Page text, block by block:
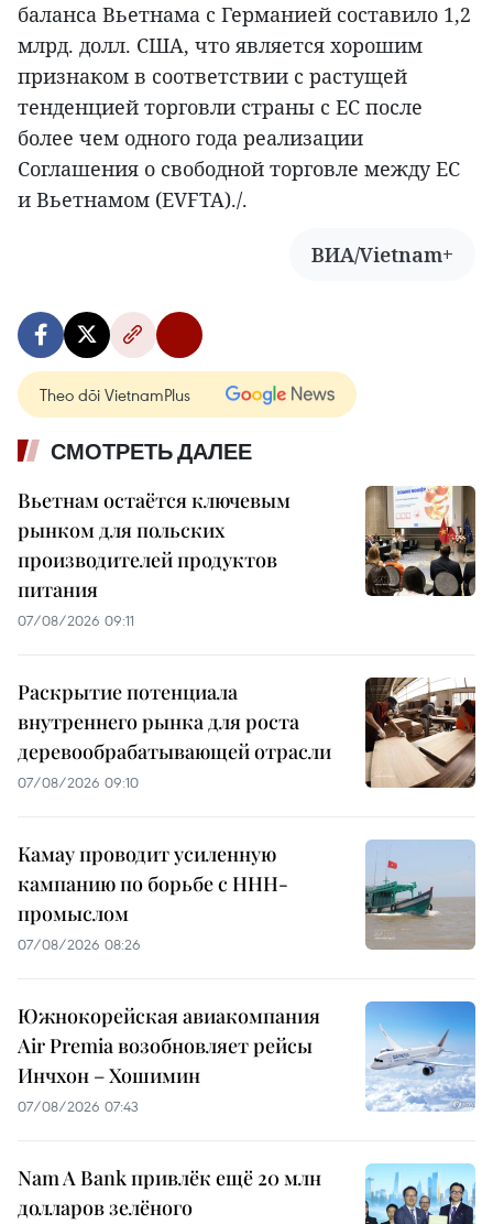
баланса Вьетнама с Германией составило 1,2
млрд. долл. США, что является хорошим
признаком в соответствии с растущей
тенденцией торговли страны с ЕС после
более чем одного года реализации
Соглашения о свободной торговле между ЕС
и Вьетнамом (EVFTA)./.
ВИА/Vietnam+
Theo dõi VietnamPlus
СМОТРЕТЬ ДАЛЕЕ
Вьетнам остаётся ключевым
рынком для польских
производителей продуктов
питания
07/08/2026 09:11
Раскрытие потенциала
внутреннего рынка для роста
деревообрабатывающей отрасли
07/08/2026 09:10
Камау проводит усиленную
кампанию по борьбе с ННН-
промыслом
07/08/2026 08:26
Южнокорейская авиакомпания
Air Premia возобновляет рейсы
Инчхон – Хошимин
07/08/2026 07:43
Nam A Bank привлёк ещё 20 млн
долларов зелёного